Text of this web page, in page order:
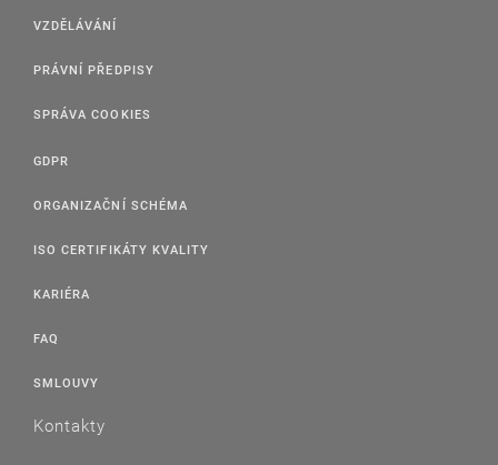
VZDĚLÁVÁNÍ
PRÁVNÍ PŘEDPISY
SPRÁVA COOKIES
GDPR
ORGANIZAČNÍ SCHÉMA
ISO CERTIFIKÁTY KVALITY
KARIÉRA
FAQ
SMLOUVY
Kontakty